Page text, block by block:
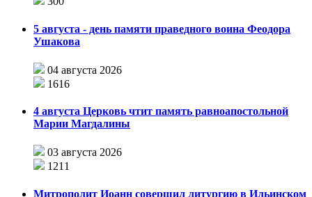
5 августа - день памяти праведного воина Феодора
Ушакова
04 августа 2026
1616
4 августа Церковь чтит память равноапостольной
Марии Магдалины
03 августа 2026
1211
Митрополит Иоанн совершил литургию в Ильинском